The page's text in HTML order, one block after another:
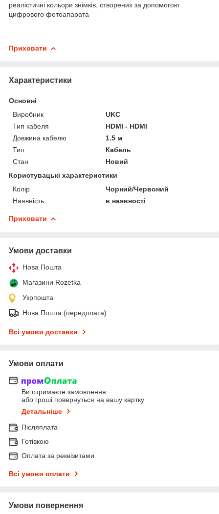
реалістичні кольори знімків, створених за допомогою
цифрового фотоапарата
Приховати
Характеристики
Основні
Виробник
UKC
Тип кабеля
HDMI - HDMI
Довжина кабелю
1.5 м
Тип
Кабель
Стан
Новий
Користувацькі характеристики
Колір
Чорний/Червоний
Наявність
в наявності
Приховати
Умови доставки
Нова Пошта
Магазини Rozetka
Укрпошта
Нова Пошта (передплата)
Всі умови доставки
Умови оплати
Ви отримаєте замовлення
або гроші повернуться на вашу картку
Детальніше
Післяплата
Готівкою
Оплата за реквізитами
Всі умови оплати
Умови повернення